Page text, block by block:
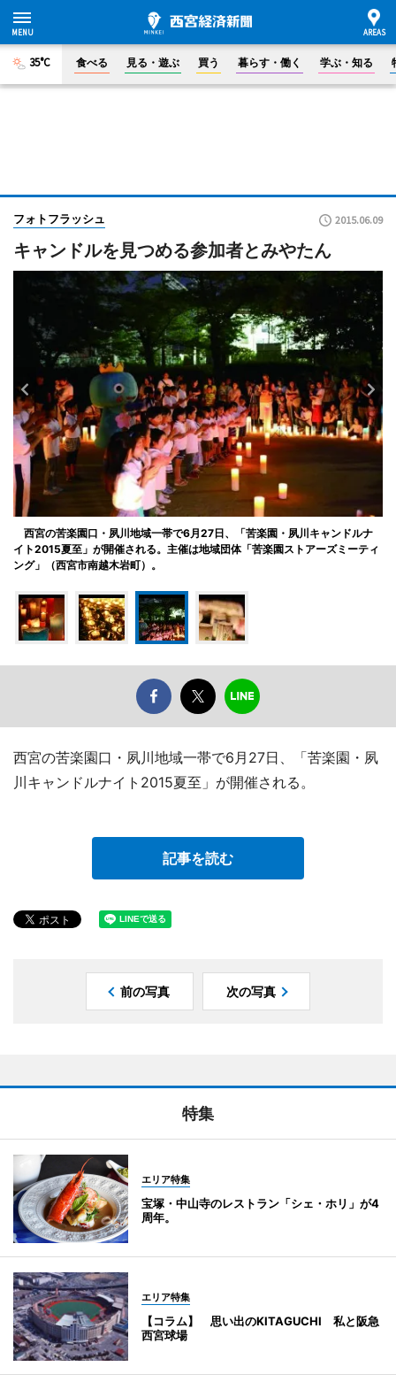
35°C 食べる 見る・遊ぶ 買う 暮らす・働く 学ぶ・知る
フォトフラッシュ 2015.06.09
キャンドルを見つめる参加者とみやたん
西宮の苦楽園口・夙川地域一帯で6月27日、「苦楽園・夙川キャンドルナ
イト2015夏至」が開催される。主催は地域団体「苦楽園ストアーズミーティ
ング」（西宮市南越木岩町）。
西宮の苦楽園口・夙川地域一帯で6月27日、「苦楽園・夙
川キャンドルナイト2015夏至」が開催される。
記事を読む
前の写真 次の写真
特集
エリア特集
宝塚・中山寺のレストラン「シェ・ホリ」が4
周年。
エリア特集
【コラム】 思い出のKITAGUCHI 私と阪急
西宮球場